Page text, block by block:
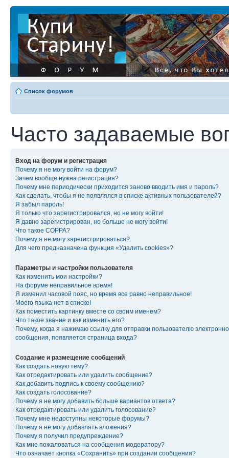
Список форумов
Часто задаваемые
Вход на форум и регистрация
Почему я не могу войти на форум?
Зачем вообще нужна регистрация?
Почему мне периодически приходится заново вводить имя и пароль?
Как сделать, чтобы я не появлялся в списке активных пользователей?
Я забыл пароль!
Я только что зарегистрировался, но не могу войти!
Я давно зарегистрирован, но больше не могу войти!
Что такое COPPA?
Почему я не могу зарегистрироваться?
Для чего предназначена функция «Удалить cookies»?
Параметры и настройки пользователя
Как изменить мои настройки?
На форуме неправильное время!
Я изменил часовой пояс, но время все равно неправильное!
Моего языка нет в списке!
Как поместить картинку вместе со своим именем?
Что такое звание и как изменить его?
Почему, когда я нажимаю ссылку для отправки пользователю
сообщения, появляется страница входа?
Создание и размещение сообщений
Как создать новую тему?
Как отредактировать или удалить сообщение?
Как добавить подпись к своему сообщению?
Как создать голосование?
Почему я не могу добавить больше вариантов ответа?
Как отредактировать или удалить голосование?
Почему мне недоступны некоторые форумы?
Почему я не могу добавлять вложения?
Почему я получил предупреждение?
Как мне пожаловаться на сообщения модератору?
Что означает кнопка «Сохранить» при создании сообщения?